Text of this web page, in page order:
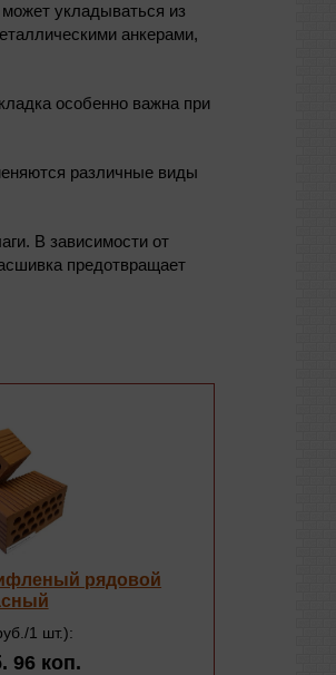
укладываться из
анкерами,
особенно важна при
различные виды
В зависимости от
предотвращает
рядовой
1 шт.):
96 коп.